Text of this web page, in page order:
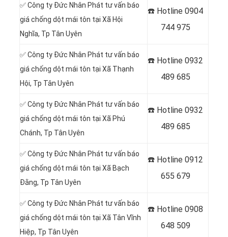
✅ Công ty Đức Nhân Phát tư vấn báo
giá chống dột mái tôn tại Xã Hội
Nghĩa, Tp Tân Uyên
☎️ Hotline 0904
744 975
✅ Công ty Đức Nhân Phát tư vấn báo
giá chống dột mái tôn tại Xã Thạnh
Hội, Tp Tân Uyên
☎️ Hotline 0932
489 685
✅ Công ty Đức Nhân Phát tư vấn báo
giá chống dột mái tôn tại Xã Phú
Chánh, Tp Tân Uyên
☎️ Hotline 0932
489 685
✅ Công ty Đức Nhân Phát tư vấn báo
giá chống dột mái tôn tại Xã Bạch
Đằng, Tp Tân Uyên
☎️ Hotline 0912
655 679
✅ Công ty Đức Nhân Phát tư vấn báo
giá chống dột mái tôn tại Xã Tân Vĩnh
Hiệp, Tp Tân Uyên
☎️ Hotline 0908
648 509